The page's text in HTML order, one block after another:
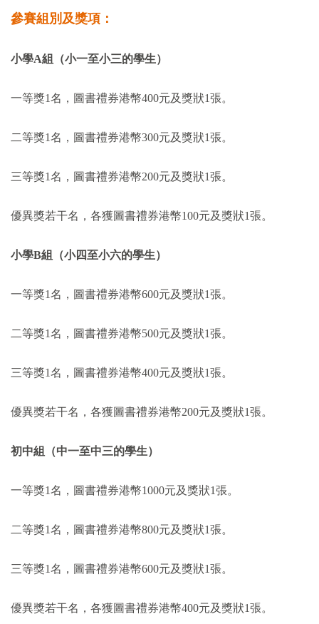
參賽組別及獎項：
小學A組（小一至小三的學生）
一等獎1名，圖書禮券港幣400元及獎狀1張。
二等獎1名，圖書禮券港幣300元及獎狀1張。
三等獎1名，圖書禮券港幣200元及獎狀1張。
優異獎若干名，各獲圖書禮券港幣100元及獎狀1張。
小學B組（小四至小六的學生）
一等獎1名，圖書禮券港幣600元及獎狀1張。
二等獎1名，圖書禮券港幣500元及獎狀1張。
三等獎1名，圖書禮券港幣400元及獎狀1張。
優異獎若干名，各獲圖書禮券港幣200元及獎狀1張。
初中組（中一至中三的學生）
一等獎1名，圖書禮券港幣1000元及獎狀1張。
二等獎1名，圖書禮券港幣800元及獎狀1張。
三等獎1名，圖書禮券港幣600元及獎狀1張。
優異獎若干名，各獲圖書禮券港幣400元及獎狀1張。